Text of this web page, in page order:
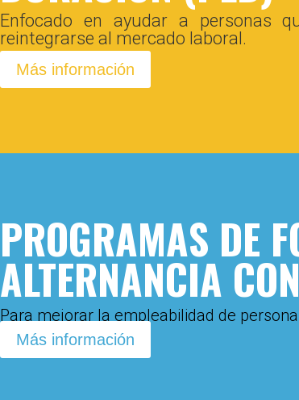
Enfocado en ayudar a personas
reintegrarse al mercado laboral.
Más información
PROGRAMAS DE
ALTERNANCIA
Para mejorar la empleabilidad de
Más información